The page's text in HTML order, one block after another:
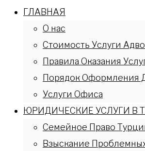
ГЛАВНАЯ
О нас
Стоимость Услуги
Правила Оказания
Порядок Оформления
Услуги Офиса
ЮРИДИЧЕСКИЕ УСЛУГИ В
Семейное Право
Взыскание